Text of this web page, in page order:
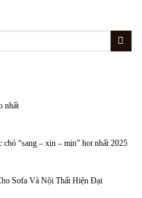
nhất
“sang – xịn – mịn” hot nhất 2025
Sofa Và Nội Thất Hiện Đại